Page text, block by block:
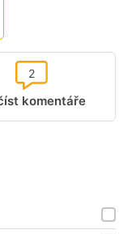
komentáře
2